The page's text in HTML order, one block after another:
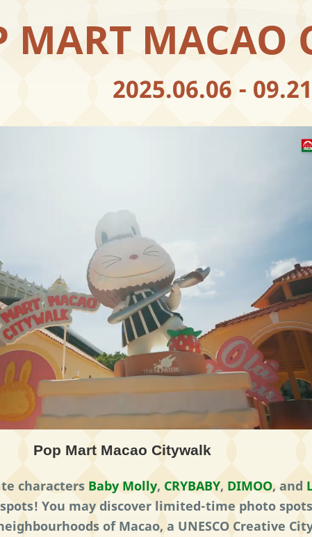
MART MACAO
2025.06.06 - 09.21
Pop Mart Macao Citywalk
characters Baby Molly, CRYBABY, DIMOO, and
You may discover limited-time photo
of Macao, a UNESCO Creative